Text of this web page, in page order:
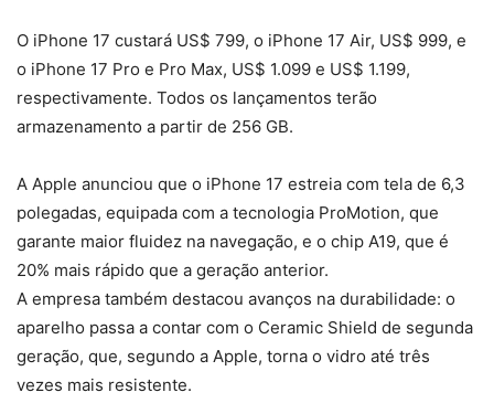
O iPhone 17 custará US$ 799, o iPhone 17 Air, US$ 999, e
o iPhone 17 Pro e Pro Max, US$ 1.099 e US$ 1.199,
respectivamente. Todos os lançamentos terão
armazenamento a partir de 256 GB.
A Apple anunciou que o iPhone 17 estreia com tela de 6,3
polegadas, equipada com a tecnologia ProMotion, que
garante maior fluidez na navegação, e o chip A19, que é
20% mais rápido que a geração anterior.
A empresa também destacou avanços na durabilidade: o
aparelho passa a contar com o Ceramic Shield de segunda
geração, que, segundo a Apple, torna o vidro até três
vezes mais resistente.